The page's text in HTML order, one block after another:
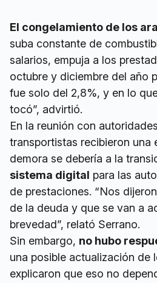
El congelamiento de los
suba constante de
salarios, empuja a los
octubre y diciembre del año
fue solo del 2,8%, y en lo
tocó”, advirtió.
En la reunión con
transportistas recibieron una
demora se debería a la
sistema digital para las
de prestaciones. “Nos
de la deuda y que se van a
brevedad”, relató Serrano.
Sin embargo, no hubo
una posible actualización de
explicaron que eso no